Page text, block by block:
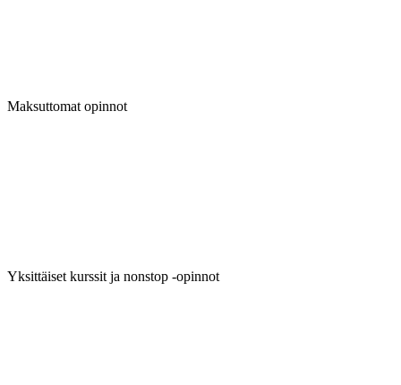
Maksuttomat opinnot
Yksittäiset kurssit ja nonstop -opinnot